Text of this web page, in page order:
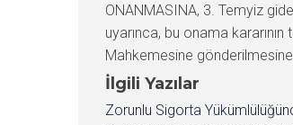
ONANMASINA, 3. Temyiz
uyarınca, bu onama
Mahkemesine
İlgili Yazılar
Zorunlu Sigorta